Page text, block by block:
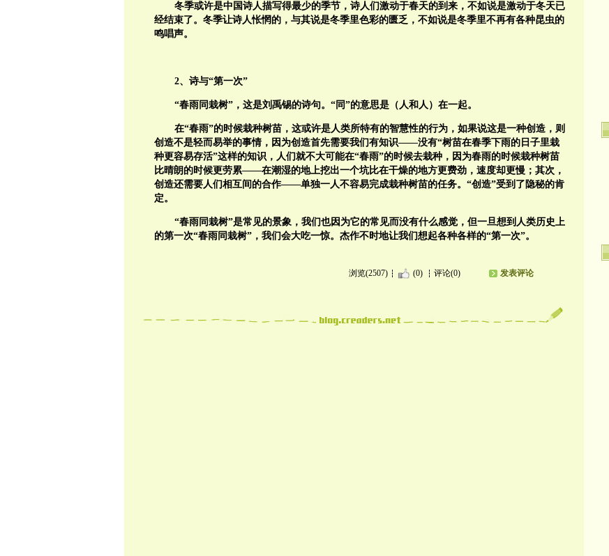
冬季或许是中国诗人描写得最少的季节，诗人们激动于春天的到来，不如说是激动于冬天已
经结束了。冬季让诗人怅惘的，与其说是冬季里色彩的匮乏，不如说是冬季里不再有各种昆虫的
鸣唱声。
2、诗与“第一次”
“春雨同栽树”，这是刘禹锡的诗句。“同”的意思是（人和人）在一起。
在“春雨”的时候栽种树苗，这或许是人类所特有的智慧性的行为，如果说这是一种创造，则
创造不是轻而易举的事情，因为创造首先需要我们有知识——没有“树苗在春季下雨的日子里栽
种更容易存活”这样的知识，人们就不大可能在“春雨”的时候去栽种，因为春雨的时候栽种树苗
比晴朗的时候更劳累——在潮湿的地上挖出一个坑比在干燥的地方更费劲，速度却更慢；其次，
创造还需要人们相互间的合作——单独一人不容易完成栽种树苗的任务。“创造”受到了隐秘的肯
定。
“春雨同栽树”是常见的景象，我们也因为它的常见而没有什么感觉，但一旦想到人类历史上
的第一次“春雨同栽树”，我们会大吃一惊。杰作不时地让我们想起各种各样的“第一次”。
浏览(2507) (0) 评论(0) 发表评论